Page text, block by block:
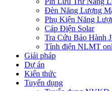
Đèn Năng Lượng
Phụ Kiện Năng
Cáp Điện Solar
Tra Cứu Bảo Hành
Tính điện NLMT
Giải pháp
Dự án
Kiến thức
Tuyển dụng